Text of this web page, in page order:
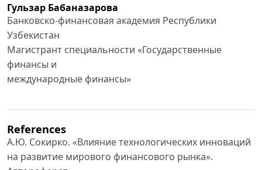
Гульзар Бабаназарова
Банковско-финансовая академия Республики
Узбекистан
Магистрант специальности «Государственные
финансы и
международные финансы»
References
А.Ю. Сокирко. «Влияние технологических инноваций
на развитие мирового финансового рынка».